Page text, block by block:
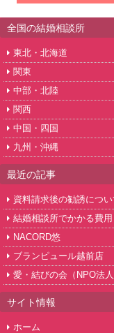
全国の結婚相談所
東北・北海道
関東
中部・北陸
関西
中国・四国
九州・沖縄
最近の記事
資料請求後の勧誘につい
結婚相談所でかかる費用
NACORD悠
ブランピュール越前店
愛・結びの会（NPO法人
サイト情報
ホーム